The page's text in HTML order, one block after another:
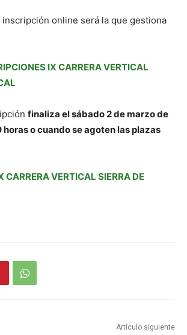
inscripción online será la que gestiona
IX CARRERA VERTICAL
finaliza el sábado 2 de marzo de
horas o cuando se agoten las plazas
CARRERA VERTICAL SIERRA DE
Artículo siguiente